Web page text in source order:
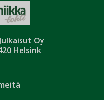
Oy
Helsinki